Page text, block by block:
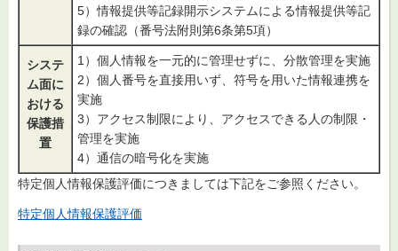
5）情報提供等記録開示システムによる情報提供等記
録の確認（番号法附則第6条第5項）
システ
ム面に
おける
保護措
置
1）個人情報を一元的に管理せずに、分散管理を実施
2）個人番号を直接用いず、符号を用いた情報連携を
実施
3）アクセス制限により、アクセスできる人の制限・
管理を実施
4）通信の暗号化を実施
特定個人情報保護評価につきましては下記をご参照ください。
特定個人情報保護評価